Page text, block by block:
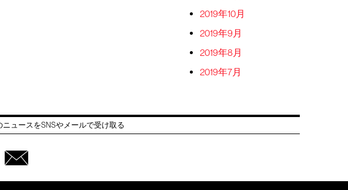
2019年10月
2019年9月
2019年8月
2019年7月
ュースをSNSやメールで受け取る
会員